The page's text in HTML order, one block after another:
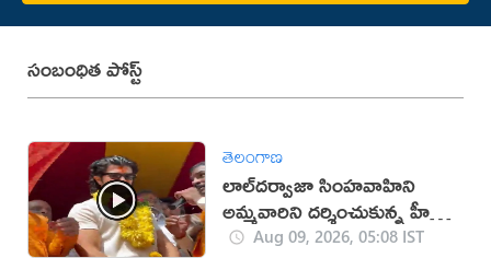
సంబంధిత పోస్ట్
తెలంగాణ
లాల్‌దర్వాజా సింహవాహిని
అమ్మవారిని దర్శించుకున్న హీరో
విజయ్‌Aug 09, 2026, 05:08 IST